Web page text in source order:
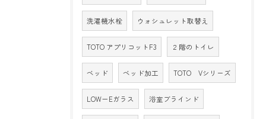
洗濯機水栓 ウォシュレット取替え
TOTO アプリコットF3 ２階のトイレ
ベッド ベッド加工 TOTO Vシリーズ
LOW－Eガラス 浴室ブラインド